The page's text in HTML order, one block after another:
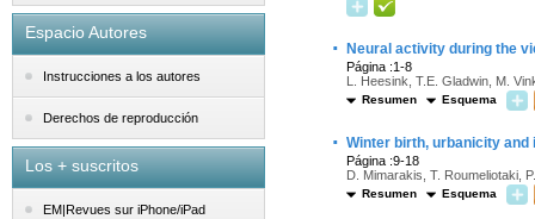
Espacio Autores
Instrucciones a los autores
Derechos de reproducción
Los + suscritos
EM|Revues sur iPhone/iPad
· Neural activity during the
Página :1-8
L. Heesink, T.E. Gladwin, M.
Resumen Esquema
· Winter birth, urbanicity
Página :9-18
D. Mimarakis, T. Roumeliotaki,
Resumen Esquema